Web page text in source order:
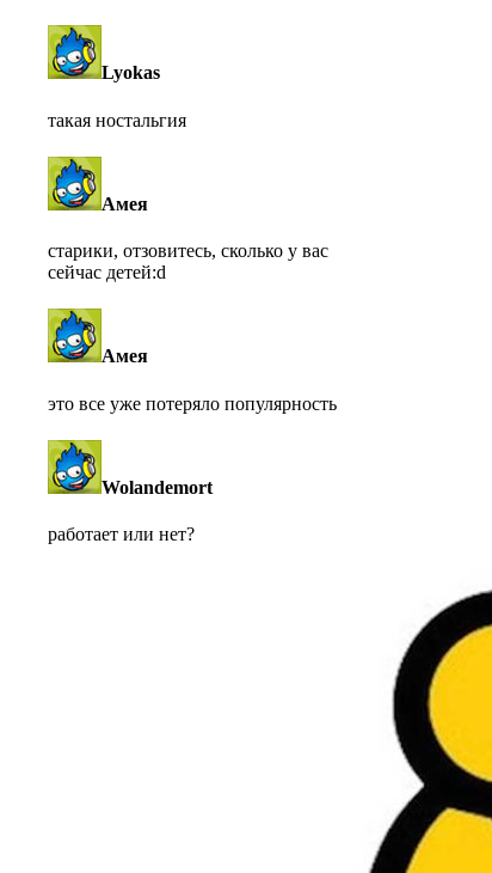
Lyokas
такая ностальгия
Амея
старики, отзовитесь, сколько у вас
сейчас детей:d
Амея
это все уже потеряло популярность
Wolandemort
работает или нет?